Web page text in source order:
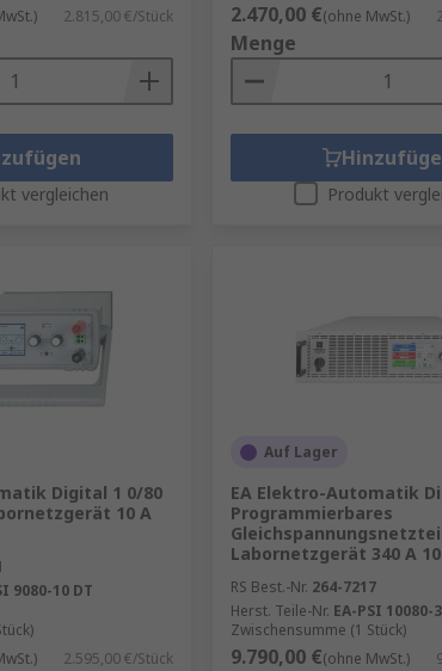
2.815,00 €/Stück
vergleichen
2.470,00 €(ohne MwSt.)
Menge
Produkt
Digital 1 0/80
10 A
9080-10 DT
2.595,00 €/Stück
Auf Lager
EA Elektro-Automatik
Programmierbares
Labornetzgerät 340 A
RS Best.-Nr. 264-7217
Herst. Teile-Nr. EA-PSI 10080-
Zwischensumme (1 Stück)
9.790,00 €(ohne MwSt.)